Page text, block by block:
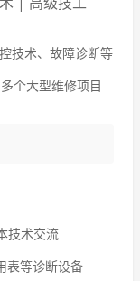
技术、故障诊断等
个大型维修项目
技术交流
表等诊断设备